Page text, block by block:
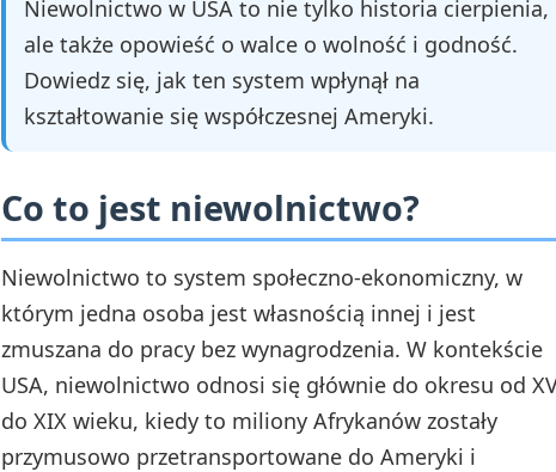
Niewolnictwo w USA to nie tylko historia cierpienia,
ale także opowieść o walce o wolność i godność.
Dowiedz się, jak ten system wpłynął na
kształtowanie się współczesnej Ameryki.
Co to jest niewolnictwo?
Niewolnictwo to system społeczno-ekonomiczny, w
którym jedna osoba jest własnością innej i jest
zmuszana do pracy bez wynagrodzenia. W kontekście
USA, niewolnictwo odnosi się głównie do okresu od
do XIX wieku, kiedy to miliony Afrykanów zostały
przymusowo przetransportowane do Ameryki i